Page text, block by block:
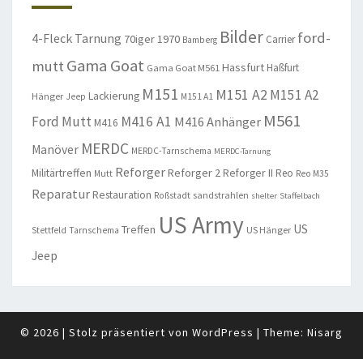
4-Fleck Tarnung 70iger 1970 Bamberg Bilder Carrier ford-
mutt Gama Goat Gama Goat M561 Hassfurt Haßfurt
Hänger Jeep Lackierung M151 M151 A1 M151 A2 M151 A2
Ford Mutt M416 M416 A1 M416 Anhänger M561
Manöver MERDC MERDC-Tarnschema MERDC-Tarnung
Militärtreffen Mutt ReforgerReforger 2 Reforger II Reo Reo M35
ReparaturRestauration Roßstadt sandstrahlen shelter Staffelbach
Stettfeld Tarnschema Treffen US Army US Hänger US
Jeep
© 2026 | Stolz präsentiert von WordPress | Theme: Nisarg